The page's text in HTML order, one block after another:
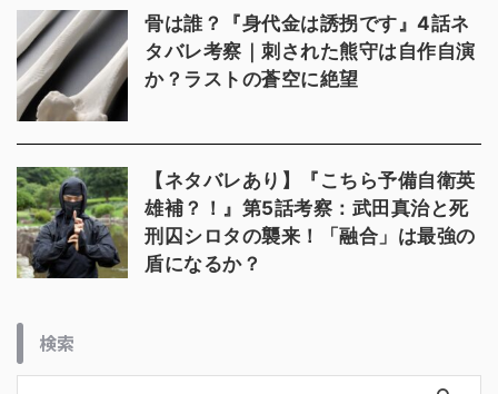
骨は誰？『身代金は誘拐です』4話ネ
タバレ考察｜刺された熊守は自作自演
か？ラストの蒼空に絶望
【ネタバレあり】『こちら予備自衛英
雄補？！』第5話考察：武田真治と死
刑囚シロタの襲来！「融合」は最強の
盾になるか？
検索